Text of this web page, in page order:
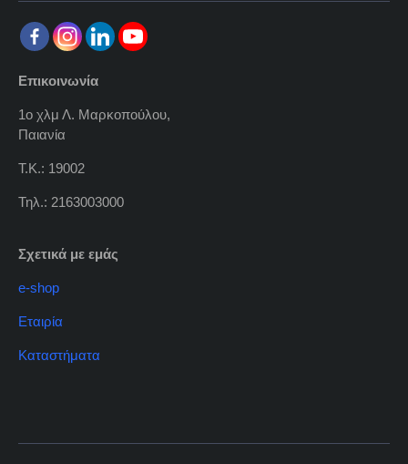
Επικοινωνία
1ο χλμ Λ. Μαρκοπούλου,
Παιανία
Τ.Κ.: 19002
Τηλ.: 2163003000
Σχετικά με εμάς
e-shop
Εταιρία
Καταστήματα